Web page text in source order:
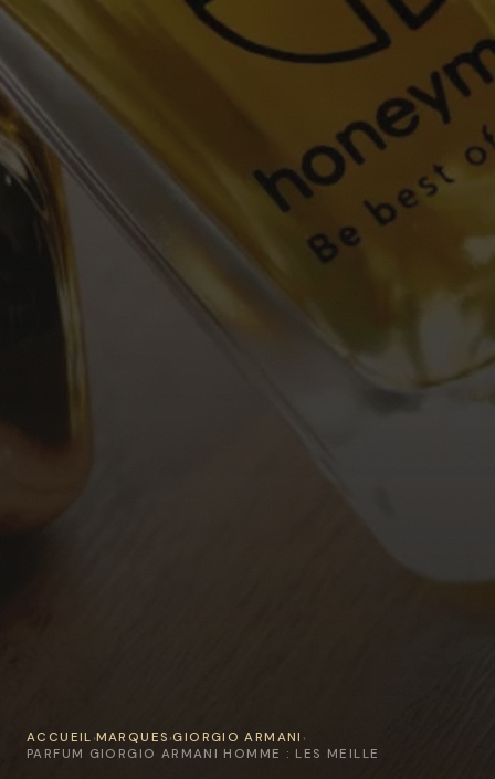
ACCUEIL ›MARQUES ›GIORGIO ARMANI ›
PARFUM GIORGIO ARMANI HOMME : LES MEILLE